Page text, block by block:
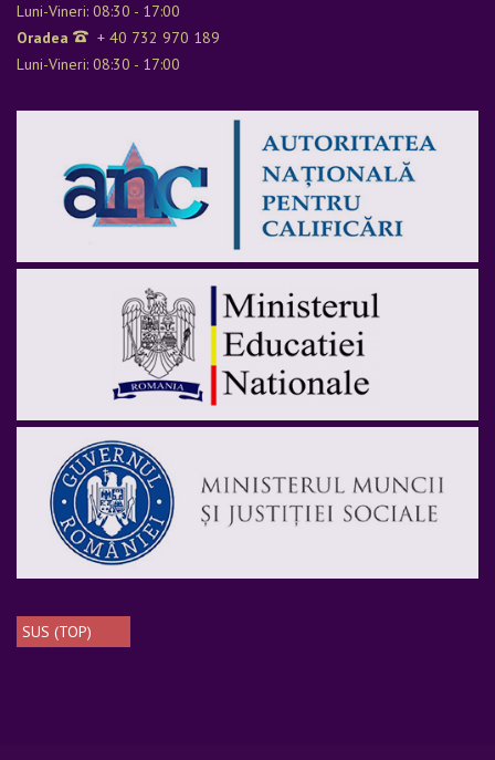
Luni-Vineri: 08:30 - 17:00
Oradea
+ 40 732 970 189
Luni-Vineri: 08:30 - 17:00
SUS (TOP)